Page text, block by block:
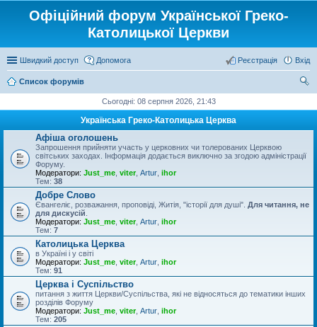
Офіційний форум Української Греко-
Католицької Церкви
Швидкий доступ Допомога Вхід
Реєстрація
Список форумів
Сьогодні: 08 серпня 2026, 21:43
Українська Греко-Католицька Церква
Афіша оголошень
Запрошення прийняти участь у церковних чи толерованих Церквою
світських заходах. Інформація додається виключно за згодою адміністрації
Форуму.
Модератори: Just_me viter, Artur ihor
Тем: 38
Добре Слово
Євангеліє, розважання, проповіді, Житія, "історії для душі". Для читання, не
для дискусій
Модератори: Just_me viter, Artur ihor
Тем: 7
Католицька Церква
в Україні і у світі
Модератори: Just_me viter, Artur ihor
Тем: 91
Церква і Суспільство
питання з життя Церкви/Суспільства, які не відносяться до тематики інших
розділів Форуму
Модератори: Just_me viter, Artur ihor
Тем: 205